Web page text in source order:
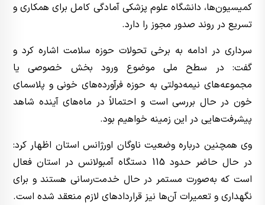
کمیسیون‌ها، دانشگاه علوم پزشکی آمادگی کامل برای همکاری و
تسریع در روند صدور مجوز را دارد.
سرداری در ادامه به برخی تحولات حوزه سلامت اشاره کرد و
گفت: در سطح ملی موضوع ورود بخش خصوصی یا
مجموعه‌های نیمه‌دولتی به حوزه فرآورده‌های خونی و پلاسمای
خون در حال بررسی است و احتمالاً در ماه‌های آینده شاهد
پیشرفت‌هایی در این زمینه خواهیم بود.
وی همچنین درباره وضعیت ناوگان اورژانس استان اظهار کرد:
در حال حاضر حدود 115 دستگاه آمبولانس در استان فعال
است که به‌صورت مستمر در حال خدمت‌رسانی هستند و برای
نگهداری و تعمیرات آن‌ها نیز قراردادهای لازم منعقد شده است.